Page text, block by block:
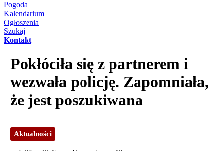
Pogoda
Kalendarium
Ogłoszenia
Szukaj
Kontakt
Pokłóciła się z partnerem i
wezwała policję. Zapomniała,
że jest poszukiwana
Aktualności